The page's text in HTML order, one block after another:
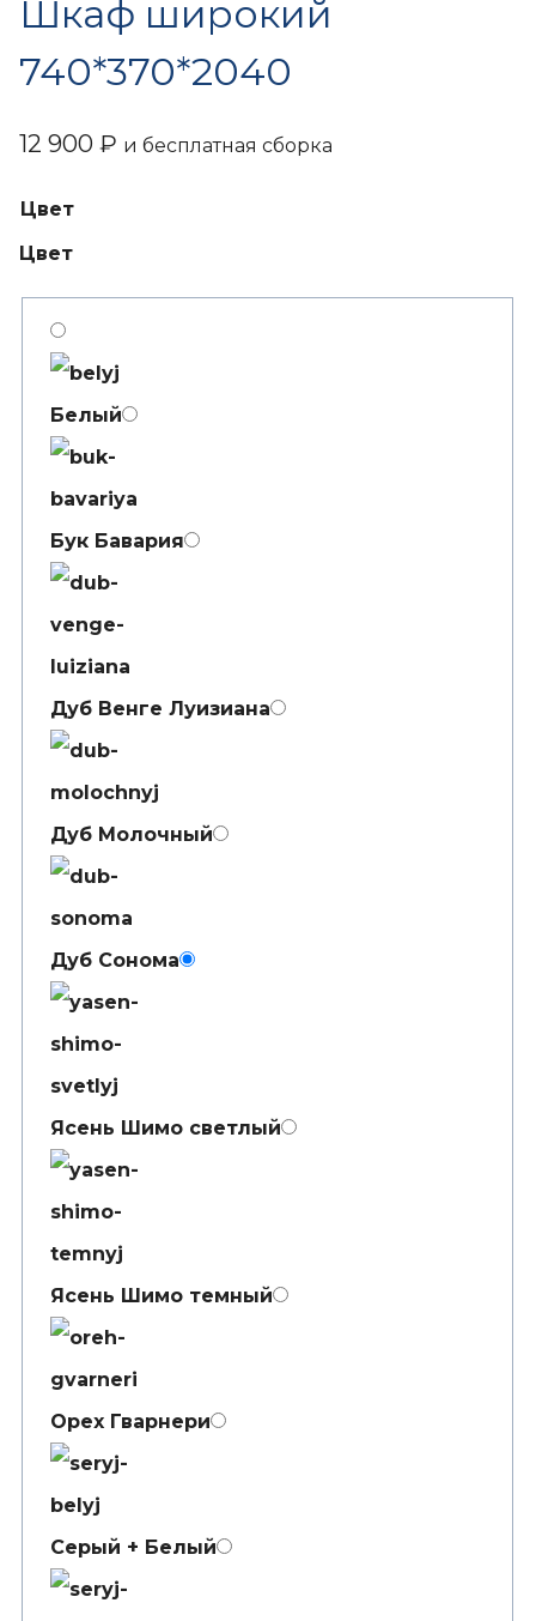
Шкаф широкий
740*370*2040
12 900 ₽ и бесплатная сборка
Цвет
Цвет
Белый
Бук Бавария
Дуб Венге Луизиана
Дуб Молочный
Дуб Сонома
Ясень Шимо светлый
Ясень Шимо темный
Орех Гварнери
Серый + Белый